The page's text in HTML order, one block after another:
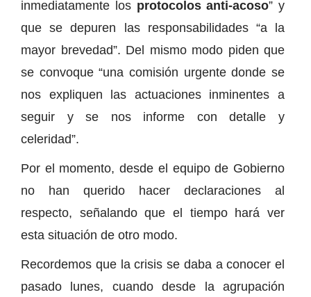
inmediatamente losprotocolos anti-acoso” y
que se depuren las responsabilidades “a la
mayor brevedad”. Del mismo modo piden que
se convoque “una comisión urgente donde se
nos expliquen las actuaciones inminentes a
seguir y se nos informe con detalle y
celeridad”.
Por el momento, desde el equipo de Gobierno
no han querido hacer declaraciones al
respecto, señalando que el tiempo hará ver
esta situación de otro modo.
Recordemos que la crisis se daba a conocer el
pasado lunes, cuando desde la agrupación